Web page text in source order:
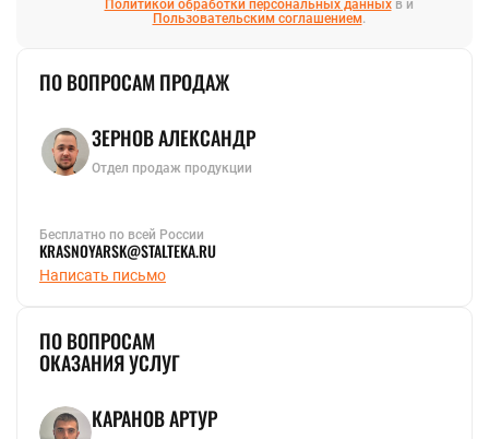
Политикой обработки персональных данныхв и
Пользовательским соглашением.
ПО ВОПРОСАМ ПРОДАЖ
ЗЕРНОВ АЛЕКСАНДР
Отдел продаж продукции
Бесплатно по всей России
KRASNOYARSK@STALTEKA.RU
Написать письмо
ПО ВОПРОСАМ
ОКАЗАНИЯ УСЛУГ
КАРАНОВ АРТУР